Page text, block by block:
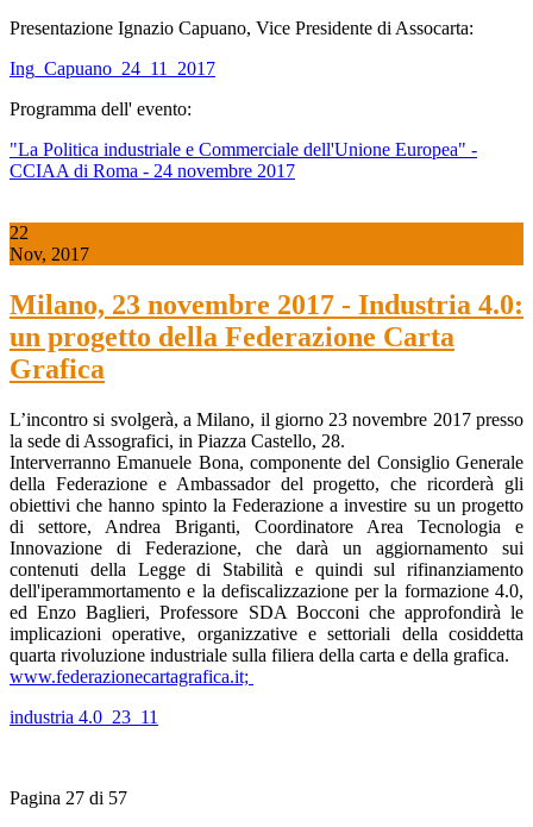
Presentazione Ignazio Capuano, Vice Presidente di Assocarta:
Ing_Capuano_24_11_2017
Programma dell' evento:
"La Politica industriale e Commerciale dell'Unione Europea" -
CCIAA di Roma - 24 novembre 2017
22
Nov, 2017
Milano, 23 novembre 2017 - Industria 4.0:
un progetto della Federazione Carta
Grafica
L’incontro si svolgerà, a Milano, il giorno 23 novembre 2017 presso
la sede di Assografici, in Piazza Castello, 28.
Interverranno Emanuele Bona, componente del Consiglio Generale
della Federazione e Ambassador del progetto, che ricorderà gli
obiettivi che hanno spinto la Federazione a investire su un progetto
di settore, Andrea Briganti, Coordinatore Area Tecnologia e
Innovazione di Federazione, che darà un aggiornamento sui
contenuti della Legge di Stabilità e quindi sul rifinanziamento
dell'iperammortamento e la defiscalizzazione per la formazione 4.0,
ed Enzo Baglieri, Professore SDA Bocconi che approfondirà le
implicazioni operative, organizzative e settoriali della cosiddetta
quarta rivoluzione industriale sulla filiera della carta e della grafica.
www.federazionecartagrafica.it;
industria 4.0_23_11
Pagina 27 di 57